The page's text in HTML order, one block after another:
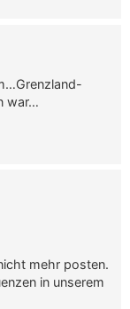
war…
mehr posten.
in unserem